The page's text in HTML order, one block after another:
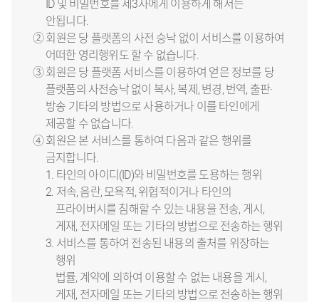
ID 및 비밀번호를 제3자에게 이용하게 해서는
안됩니다.
② 회원은 당 플랫폼의 사전 승낙 없이 서비스를 이용하여
어떠한 영리행위도 할 수 없습니다.
③ 회원은 당 플랫폼 서비스를 이용하여 얻은 정보를 당
플랫폼의 사전승낙 없이 복사, 복제, 변경, 번역, 출판·
방송 기타의 방법으로 사용하거나 이를 타인에게
제공할 수 없습니다.
④ 회원은 본 서비스를 통하여 다음과 같은 행위를
금지합니다.
1. 타인의 아이디(ID)와 비밀번호를 도용하는 행위
2. 저속, 음란, 모욕적, 위협적이거나 타인의
프라이버시를 침해할 수 있는 내용을 전송, 게시,
게재, 전자메일 또는 기타의 방법으로 전송하는 행위
3. 서비스를 통하여 전송된 내용의 출처를 위장하는
행위
법률, 계약에 의하여 이용할 수 없는 내용을 게시,
게재, 전자메일 또는 기타의 방법으로 전송하는 행위